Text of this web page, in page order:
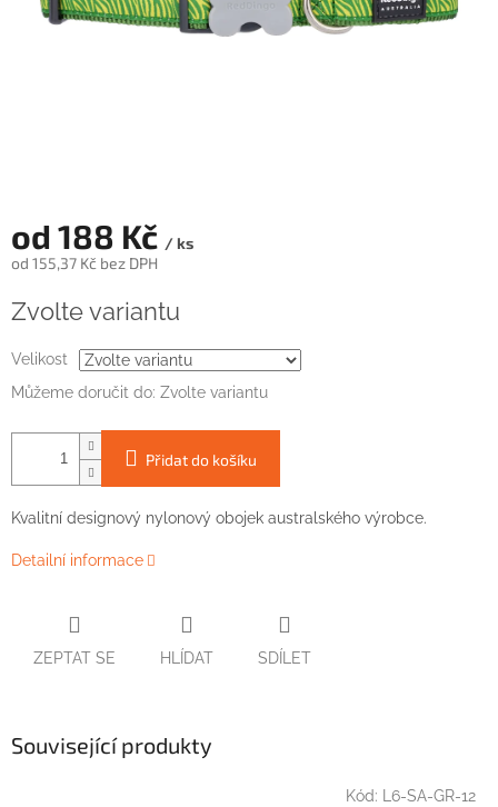
od 188 Kč / ks
od 155,37 Kč bez DPH
cena:
Zvolte variantu
Velikost
Můžeme doručit do: Zvolte variantu
Přidat do košíku
Kvalitní designový nylonový obojek australského výrobce.
Detailní informace
ZEPTAT SE HLÍDAT SDÍLET
Související produkty
Kód: L6-SA-GR-12